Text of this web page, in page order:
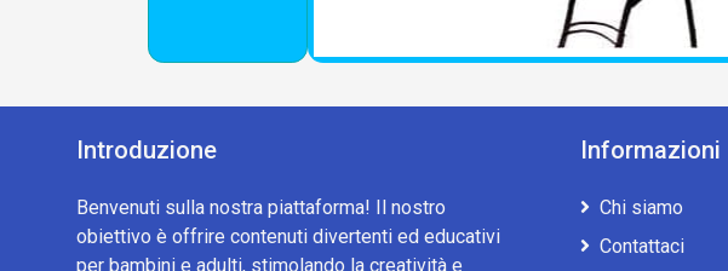
Introduzione
Benvenuti sulla nostra piattaforma! Il nostro
obiettivo è offrire contenuti divertenti ed educativi
per bambini e adulti, stimolando la creatività e
Informazioni
Chi siamo
Contattaci